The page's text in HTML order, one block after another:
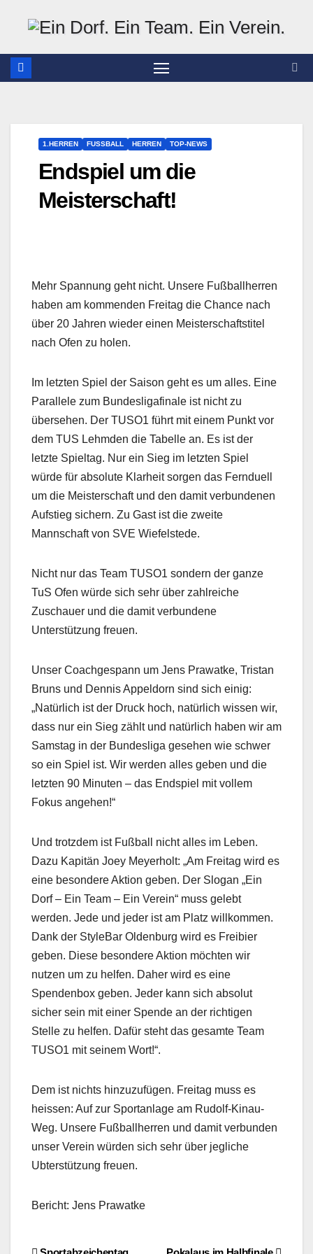
springen
1.HERREN FUSSBALL HERREN TOP-NEWS
Endspiel um die
Meisterschaft!
Mehr Spannung geht nicht. Unsere Fußballherren
haben am kommenden Freitag die Chance nach
über 20 Jahren wieder einen Meisterschaftstitel
nach Ofen zu holen.
Im letzten Spiel der Saison geht es um alles. Eine
Parallele zum Bundesligafinale ist nicht zu
übersehen. Der TUSO1 führt mit einem Punkt vor
dem TUS Lehmden die Tabelle an. Es ist der
letzte Spieltag. Nur ein Sieg im letzten Spiel
würde für absolute Klarheit sorgen das Fernduell
um die Meisterschaft und den damit verbundenen
Aufstieg sichern. Zu Gast ist die zweite
Mannschaft von SVE Wiefelstede.
Nicht nur das Team TUSO1 sondern der ganze
TuS Ofen würde sich sehr über zahlreiche
Zuschauer und die damit verbundene
Unterstützung freuen.
Unser Coachgespann um Jens Prawatke, Tristan
Bruns und Dennis Appeldorn sind sich einig:
„Natürlich ist der Druck hoch, natürlich wissen wir,
dass nur ein Sieg zählt und natürlich haben wir am
Samstag in der Bundesliga gesehen wie schwer
so ein Spiel ist. Wir werden alles geben und die
letzten 90 Minuten – das Endspiel mit vollem
Fokus angehen!“
Und trotzdem ist Fußball nicht alles im Leben.
Dazu Kapitän Joey Meyerholt: „Am Freitag wird es
eine besondere Aktion geben. Der Slogan „Ein
Dorf – Ein Team – Ein Verein“ muss gelebt
werden. Jede und jeder ist am Platz willkommen.
Dank der StyleBar Oldenburg wird es Freibier
geben. Diese besondere Aktion möchten wir
nutzen um zu helfen. Daher wird es eine
Spendenbox geben. Jeder kann sich absolut
sicher sein mit einer Spende an der richtigen
Stelle zu helfen. Dafür steht das gesamte Team
TUSO1 mit seinem Wort!“.
Dem ist nichts hinzuzufügen. Freitag muss es
heissen: Auf zur Sportanlage am Rudolf-Kinau-
Weg. Unsere Fußballherren und damit verbunden
unser Verein würden sich sehr über jegliche
Ubterstützung freuen.
Bericht: Jens Prawatke